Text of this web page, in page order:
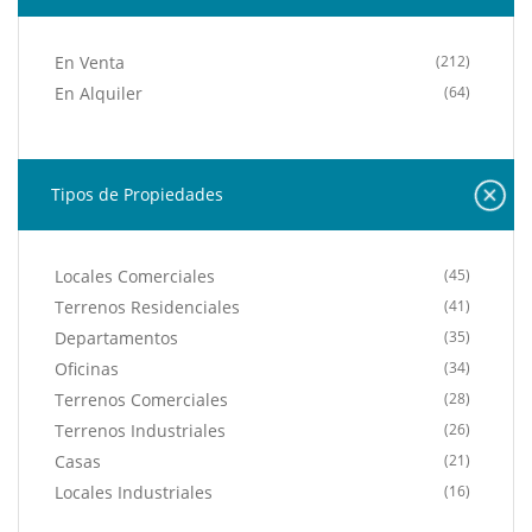
En Venta (212)
En Alquiler (64)
Tipos de Propiedades
Locales Comerciales (45)
Terrenos Residenciales (41)
Departamentos (35)
Oficinas (34)
Terrenos Comerciales (28)
Terrenos Industriales (26)
Casas (21)
Locales Industriales (16)